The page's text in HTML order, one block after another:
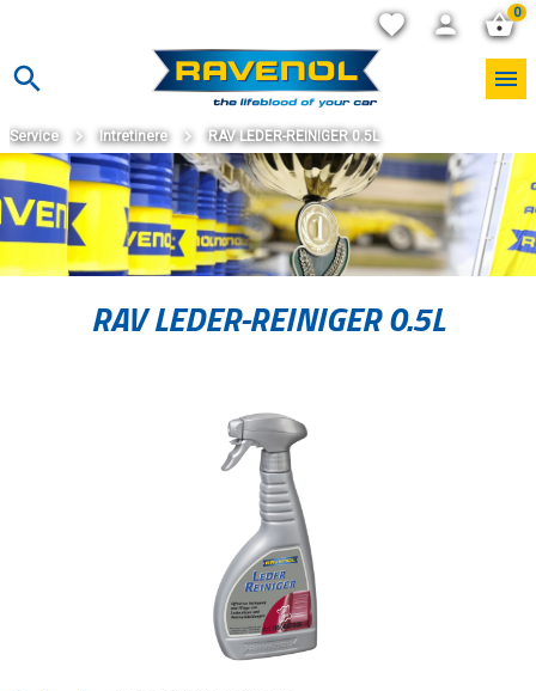
0
Service Intretinere RAV LEDER-REINIGER 0.5L
RAV LEDER-REINIGER 0.5L